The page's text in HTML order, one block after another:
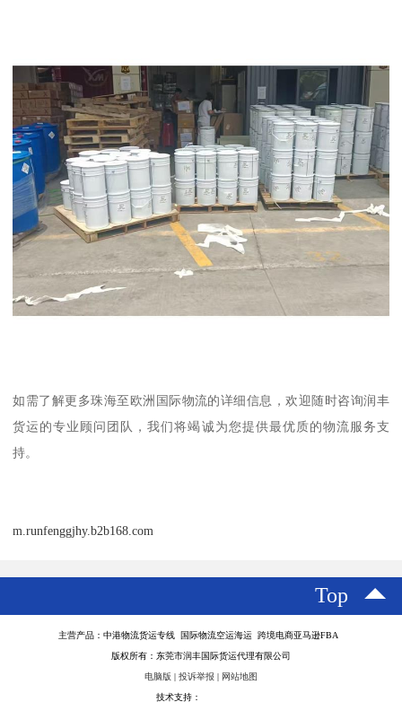
如需了解更多珠海至欧洲国际物流的详细信息，欢迎随时咨询润丰
货运的专业顾问团队，我们将竭诚为您提供最优质的物流服务支
持。
m.runfenggjhy.b2b168.com
Top
主营产品：中港物流货运专线 国际物流空运海运 跨境电商亚马逊FBA
版权所有：东莞市润丰国际货运代理有限公司
电脑版 投诉举报 网站地图
技术支持：